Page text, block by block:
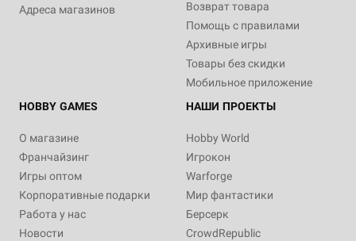
Адреса магазинов
Возврат товара
Помощь с правилами
Архивные игры
Товары без скидки
Мобильное приложение
HOBBY GAMES
О магазине
Франчайзинг
Игры оптом
Корпоративные подарки
Работа у нас
Новости
НАШИ ПРОЕКТЫ
Hobby World
Игрокон
Warforge
Мир фантастики
Берсерк
CrowdRepublic